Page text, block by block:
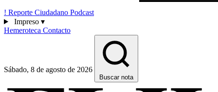
! Reporte Ciudadano Podcast
Impreso ▾
Hemeroteca Contacto
Sábado, 8 de agosto de 2026
Buscar nota